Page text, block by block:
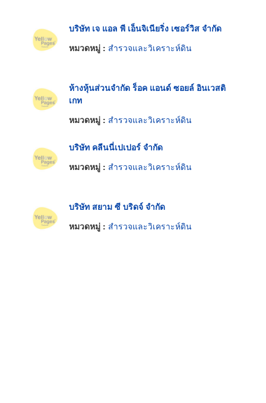
บริษัท เจ แอล พี เอ็นจิเนียริ่ง เซอร์วิส จำกัด
หมวดหมู่ : สำรวจและวิเคราะห์ดิน
ห้างหุ้นส่วนจำกัด ร็อค แอนด์ ซอยล์ อินเวสติ
เกท
หมวดหมู่ : สำรวจและวิเคราะห์ดิน
บริษัท คลีนนี่เปเปอร์ จำกัด
หมวดหมู่ : สำรวจและวิเคราะห์ดิน
บริษัท สยาม ซี บริดจ์ จำกัด
หมวดหมู่ : สำรวจและวิเคราะห์ดิน